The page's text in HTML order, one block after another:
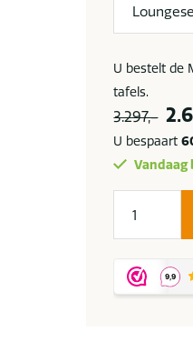
U bestelt de
tafels.
3.297,-
U bespaart
Vandaag
Bee
loungeset
Oyster